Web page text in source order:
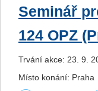
Seminář
124 OPZ
Trvání akce: 23. 9.
Místo konání: Praha